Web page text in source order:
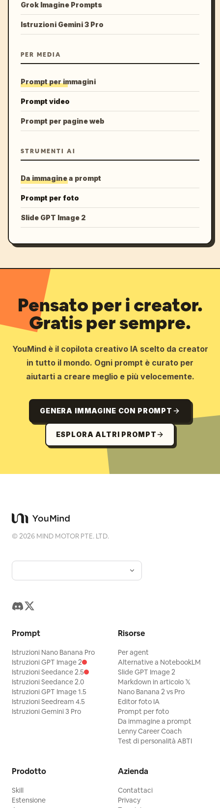
Grok Imagine Prompts
Istruzioni Gemini 3 Pro
PER MEDIA
Prompt per immagini
Prompt video
Prompt per pagine web
STRUMENTI AI
Da immagine a prompt
Prompt per foto
Slide GPT Image 2
Pensato per i creator.
Gratis per sempre.
YouMind è il copilota creativo IA scelto da creator
in tutto il mondo. Ogni prompt è curato per
aiutarti a creare meglio e più velocemente.
GENERA IMMAGINE CON PROMPT
ESPLORA ALTRI PROMPT
©2026 MIND MOTOR PTE. LTD.
Prompt
Istruzioni Nano Banana Pro
Istruzioni GPT Image 2
Istruzioni Seedance 2.5
Istruzioni Seedance 2.0
Istruzioni GPT Image 1.5
Istruzioni Seedream 4.5
Istruzioni Gemini 3 Pro
Risorse
Per agent
Alternative a NotebookLM
Slide GPT Image 2
Markdown in articolo 𝕏
Nano Banana 2 vs Pro
Editor foto IA
Prompt per foto
Da immagine a prompt
Lenny Career Coach
Test di personalità ABTI
Prodotto
Skill
Estensione
Azienda
Contattaci
Privacy